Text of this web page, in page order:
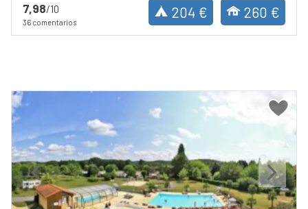
7,98/10
36 comentarios
204 € 260 €
Previous Next